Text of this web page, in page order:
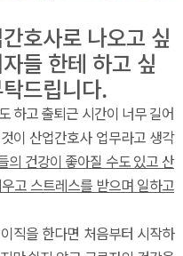
호사로 나오고 싶
들 한테 하고 싶
드립니다.
하고 출퇴근 시간이 너무 길어
이 산업간호사 업무라고 생각
의 건강이 좋아질 수도 있고 산
고 스트레스를 받으며 일하고
직을 한다면 처음부터 시작하